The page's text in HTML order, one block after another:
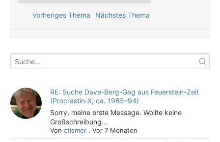
Vorheriges Thema Nächstes Thema
RE: Suche Dave-Berg-Gag aus Feuerstein-Zeit
(Procrastin-X, ca. 1985–94)
Sorry, meine erste Message. Wollte keine
Großschreibung...
Vonctismer ,Vor 7 Monaten